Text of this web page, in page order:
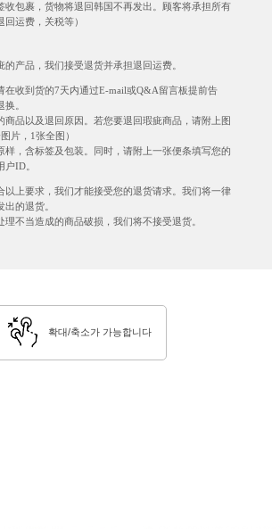
收包裹，货物将退回韩国不再发出。顾客将承担所有
运费，关税等）
的产品，我们接受退货并承担退回运费。
在收到货的7天内通过E-mail或Q&A留言板提前告
。
商品以及退回原因。若您要退回瑕疵商品，请附上图
片，1张全图）
样，含标签及包装。同时，请附上一张便条填写您的
户ID。
以上要求，我们才能接受您的退货请求。我们将一律
的退货。
理不当造成的商品破损，我们将不接受退货。
확대/축소가 가능합니다